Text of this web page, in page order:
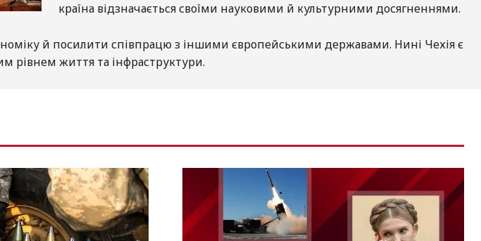
країна відзначається своїми науковими й культурними досягненнями.
й посилити співпрацю з іншими європейськими державами. Нині Чехія є
рівнем життя та інфраструктури.